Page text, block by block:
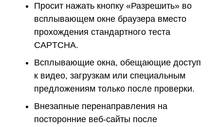
Просит нажать кнопку «Разрешить» во
всплывающем окне браузера вместо
прохождения стандартного теста
CAPTCHA.
Всплывающие окна, обещающие доступ
к видео, загрузкам или специальным
предложениям только после проверки.
Внезапные перенаправления на
посторонние веб-сайты после